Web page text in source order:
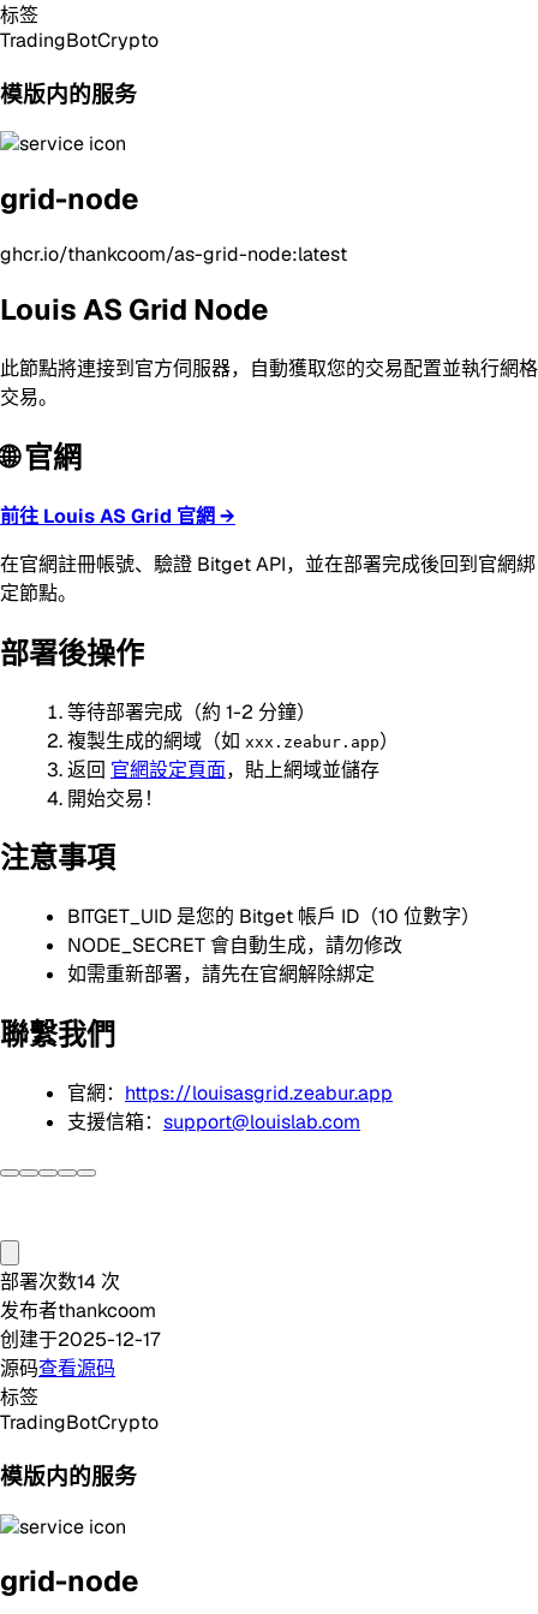
标签
TradingBotCrypto
模版内的服务
grid-node
ghcr.io/thankcoom/as-grid-node:latest
Louis AS Grid Node
此節點將連接到官方伺服器，自動獲取您的交易配置並執行網格
交易。
🌐 官網
前往 Louis AS Grid 官網 →
在官網註冊帳號、驗證 Bitget API，並在部署完成後回到官網綁
定節點。
部署後操作
等待部署完成（約 1-2 分鐘）
複製生成的網域（如 xxx.zeabur.app）
返回 官網設定頁面，貼上網域並儲存
開始交易！
注意事項
BITGET_UID 是您的 Bitget 帳戶 ID（10 位數字）
NODE_SECRET 會自動生成，請勿修改
如需重新部署，請先在官網解除綁定
聯繫我們
官網： https://louisasgrid.zeabur.app
支援信箱： support@louislab.com
部署次数14 次
发布者thankcoom
创建于2025-12-17
源码查看源码
标签
TradingBotCrypto
模版内的服务
grid-node